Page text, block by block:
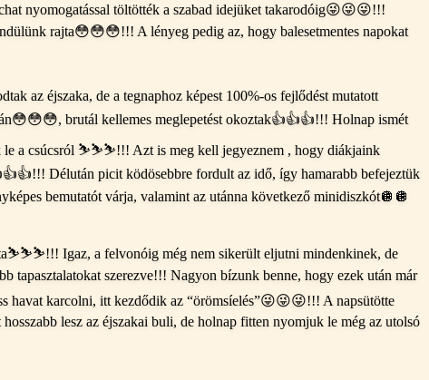
nyomogatással töltötték a szabad idejüket takarodóig😜😜😜!!!
rajta😳😳😳!!! A lényeg pedig az, hogy balesetmentes napokat
az éjszaka, de a tegnaphoz képest 100%-os fejlődést mutatott
brutál kellemes meglepetést okoztak👍👍👍!!! Holnap ismét
le a csúcsról ⛷️⛷️⛷️!!! Azt is meg kell jegyeznem , hogy diákjaink
Délután picit ködösebbre fordult az idő, így hamarabb befejeztük
bemutatót várja, valamint az utánna következő minidiszkót🪩🪩
Igaz, a felvonóig még nem sikerült eljutni mindenkinek, de
tapasztalatokat szerezve!!! Nagyon bízunk benne, hogy ezek után már
havat karcolni, itt kezdődik az “örömsíelés”😜😜😜!!! A napsütötte
lesz az éjszakai buli, de holnap fitten nyomjuk le még az utolsó